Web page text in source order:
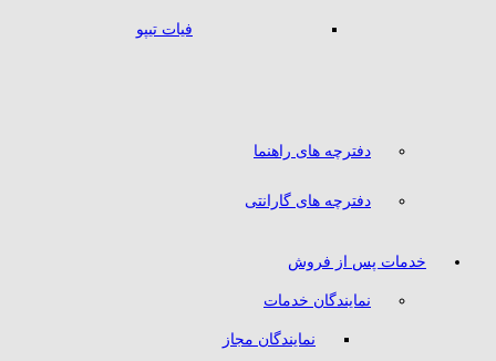
فیات تیپو
دفترچه های راهنما
دفترچه های گارانتی
خدمات پس از فروش
نمایندگان خدمات
نمایندگان مجاز